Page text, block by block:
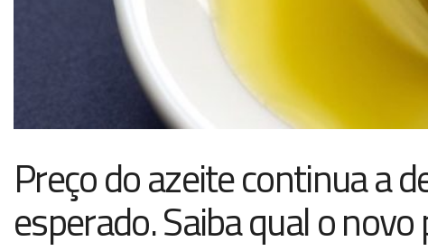
Preço do azeite continua a
esperado. Saiba qual o